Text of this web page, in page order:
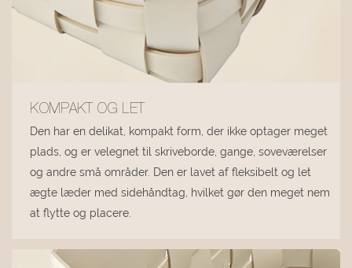
KOMPAKT OG LET
Den har en delikat, kompakt form, der ikke optager meget
plads, og er velegnet til skriveborde, gange, soveværelser
og andre små områder. Den er lavet af fleksibelt og let
ægte læder med sidehåndtag, hvilket gør den meget nem
at flytte og placere.